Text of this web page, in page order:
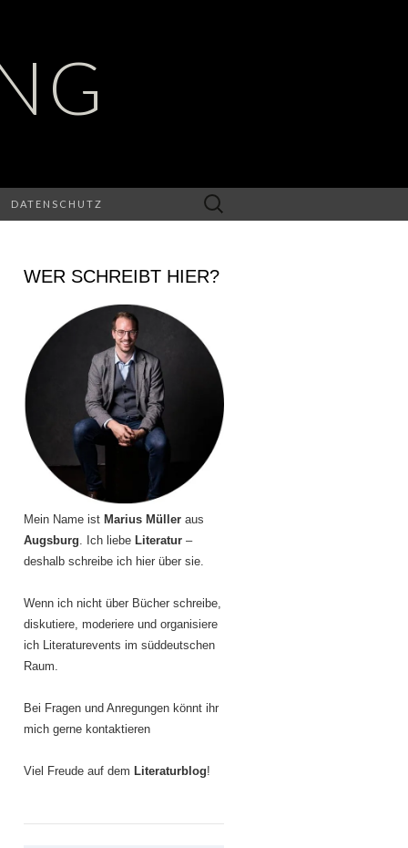
DATENSCHUTZ
Suchen
nach:
WER SCHREIBT HIER?
Mein Name ist Marius Müller aus
Augsburg. Ich liebe Literatur –
deshalb schreibe ich hier über sie.
Wenn ich nicht über Bücher schreibe,
diskutiere, moderiere und organisiere
ich Literaturevents im süddeutschen
Raum.
Bei Fragen und Anregungen könnt ihr
mich gerne kontaktieren
Viel Freude auf dem Literaturblog!